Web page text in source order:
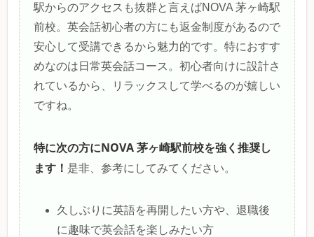
駅からのアクセスも抜群と言えばNOVA 茅ヶ崎駅
前校。英会話初心者の方にも返金制度があるので
安心して受講できるから魅力的です。特におすす
めなのは日常英会話コース。初心者向けに設計さ
れているから、リラックスして学べるのが嬉しい
ですね。
特に次の方にNOVA 茅ヶ崎駅前校を強く推奨し
ます！ 是非、参考にしてみてください。
久しぶりに英語を再開したい方や、退職後
に趣味で英会話を楽しみたい方